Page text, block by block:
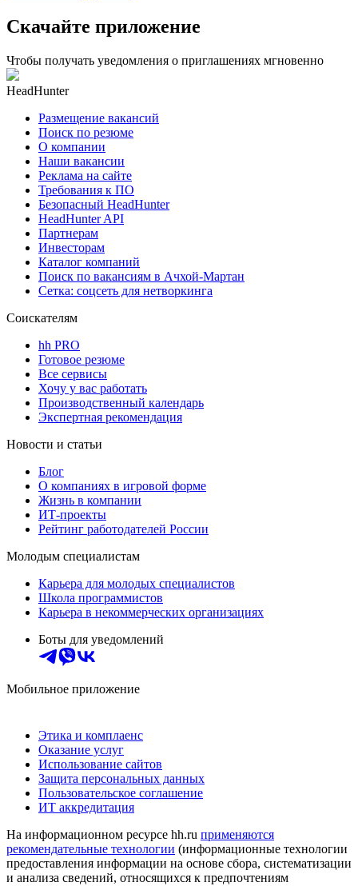
Скачайте приложение
Чтобы получать уведомления о приглашениях мгновенно
HeadHunter
Размещение вакансий
Поиск по резюме
О компании
Наши вакансии
Реклама на сайте
Требования к ПО
Безопасный HeadHunter
HeadHunter API
Партнерам
Инвесторам
Каталог компаний
Поиск по вакансиям в Ачхой-Мартан
Сетка: соцсеть для нетворкинга
Соискателям
hh PRO
Готовое резюме
Все сервисы
Хочу у вас работать
Производственный календарь
Экспертная рекомендация
Новости и статьи
Блог
О компаниях в игровой форме
Жизнь в компании
ИТ-проекты
Рейтинг работодателей России
Молодым специалистам
Карьера для молодых специалистов
Школа программистов
Карьера в некоммерческих организациях
Боты для уведомлений
Мобильное приложение
Этика и комплаенс
Оказание услуг
Использование сайтов
Защита персональных данных
Пользовательское соглашение
ИТ аккредитация
На информационном ресурсе hh.ru применяются
рекомендательные технологии (информационные технологии
предоставления информации на основе сбора, систематизации
и анализа сведений, относящихся к предпочтениям